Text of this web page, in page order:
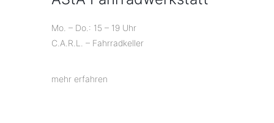
Mo. – Do.: 15 – 19 Uhr
C.A.R.L. – Fahrradkeller
mehr erfahren